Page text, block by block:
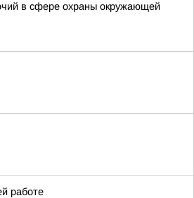
в сфере охраны окружающей
работе